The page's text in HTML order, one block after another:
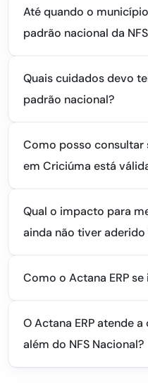
Até quando o
padrão nacional da
Quais cuidados devo
padrão nacional?
Como posso consultar
em Criciúma está
Qual o impacto para
ainda não tiver aderido
Como o Actana ERP
O Actana ERP atende
além do NFS Nacional?